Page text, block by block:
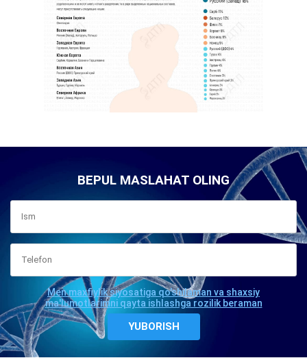
BEPUL MASLAHAT OLING
Men maxfiylik siyosatiga qo'shilaman va shaxsiy
ma'lumotlarimni qayta ishlashga rozilik beraman